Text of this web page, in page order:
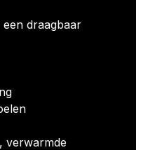
draagbaar
verwarmde